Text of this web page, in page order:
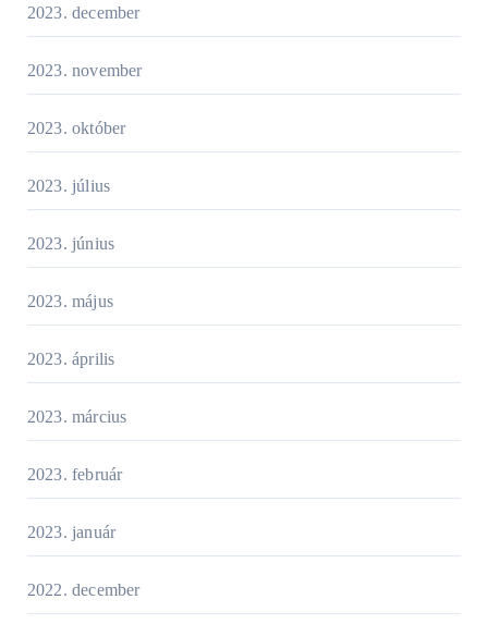
2023. december
2023. november
2023. október
2023. július
2023. június
2023. május
2023. április
2023. március
2023. február
2023. január
2022. december